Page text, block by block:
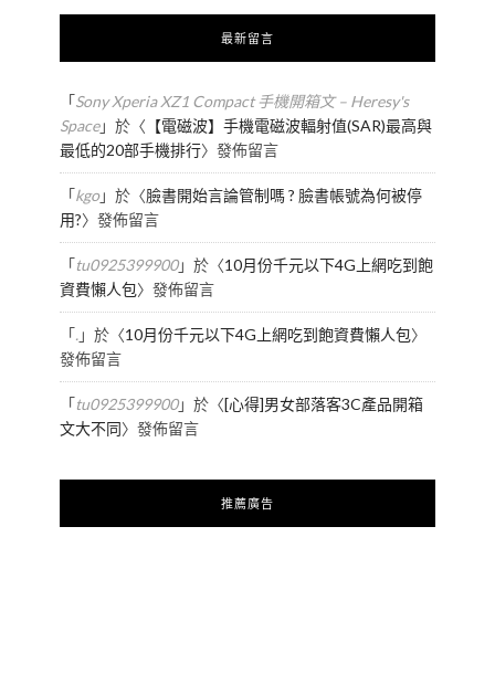
最新留言
「Sony Xperia XZ1 Compact 手機開箱文 – Heresy's
Space」於〈 【電磁波】手機電磁波輻射值(SAR)最高與
最低的20部手機排行〉發佈留言
「kgo」於〈臉書開始言論管制嗎 ? 臉書帳號為何被停
用?〉發佈留言
「tu0925399900」於〈10月份千元以下4G上網吃到飽
資費懶人包〉發佈留言
「.」於〈10月份千元以下4G上網吃到飽資費懶人包〉
發佈留言
「tu0925399900」於〈[心得]男女部落客3C產品開箱
文大不同〉發佈留言
推薦廣告